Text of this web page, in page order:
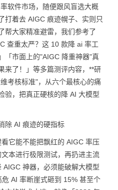
软件市场，随便跟风盲选大概
打着去 AIGC 痕迹幌子、实则只
帮大家精准避雷，我们参考了
查重太严？这 10 款降 ai 率工
「市面上的"AIGC 降重神器"真
来了！」等多篇测评内容，**研
考核标准"，从六个最核心的痛
验，把真正硬核的降 AI 大模型
除 AI 痕迹的硬指标
它能不能把飘红的 AIGC 率压
本进行极限测试，再扔进主流
神器，必须能破解大模型
AI 率断崖式砸到 15% 甚至个